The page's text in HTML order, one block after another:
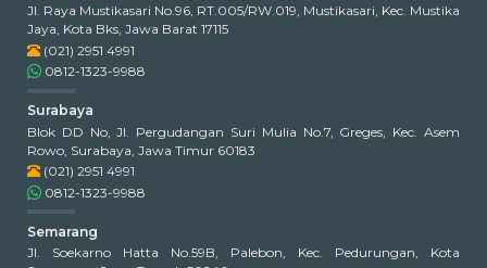
Jl. Raya Mustikasari No.96, RT.005/RW.019, Mustikasari, Kec. Mustika
Jaya, Kota Bks, Jawa Barat 17115
(021) 2951 4991
0812-1323-9988
Surabaya
Blok DD No, Jl. Pergudangan Suri Mulia No.7, Greges, Kec. Asem
Rowo, Surabaya, Jawa Timur 60183
(021) 2951 4991
0812-1323-9988
Semarang
Jl. Soekarno Hatta No.59B, Palebon, Kec. Pedurungan, Kota